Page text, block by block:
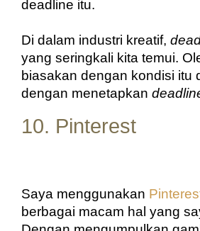
deadline itu.
Di dalam industri kreatif,
yang seringkali kita temui.
biasakan dengan kondisi itu
dengan menetapkan
10. Pinterest
Saya menggunakan
berbagai macam hal yang